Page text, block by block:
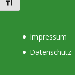
Schrift vergrößern
Impressum
Datenschutz